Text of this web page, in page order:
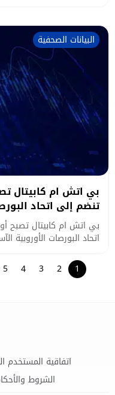
البيانات الصحفية
بي اتش ام كابيتال
تنضم إلى اتحاد
بي اتش ام كابيتال تصبح
اتحاد البورصات الأوروبية
1
2
3
4
5
اتفاقية المستخدم
الشروط